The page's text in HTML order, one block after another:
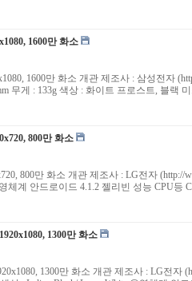
1600만 화소
1600만 화소 개관 제조사 : 삼성전자
무게 : 133g 색상 : 화이트 프로스트, 블
800만 화소
800만 화소 개관 제조사 : LG전자
체계 안드로이드 4.1.2 젤리빈 성능 CPU등
1300만 화소
1300만 화소 개관 제조사 : LG전